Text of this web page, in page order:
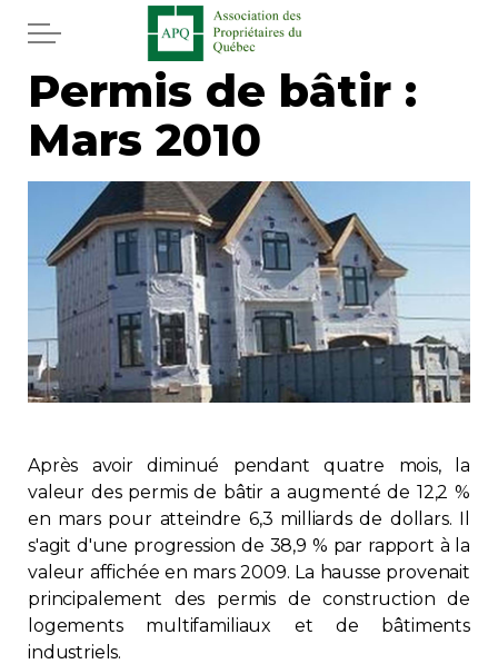
Aller au contenu principal
Accueil
Services
Actualités
Journal
Juridique
Mot de l'éditeur
Divers
Immobilier
Réglementation
Copropriété
Permis de bâtir :
Mars 2010
Après avoir diminué pendant quatre mois, la
valeur des permis de bâtir a augmenté de 12,2 %
en mars pour atteindre 6,3 milliards de dollars. Il
s'agit d'une progression de 38,9 % par rapport à la
valeur affichée en mars 2009. La hausse provenait
principalement des permis de construction de
logements multifamiliaux et de bâtiments
industriels.